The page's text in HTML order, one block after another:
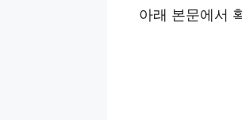
아래 본문에서